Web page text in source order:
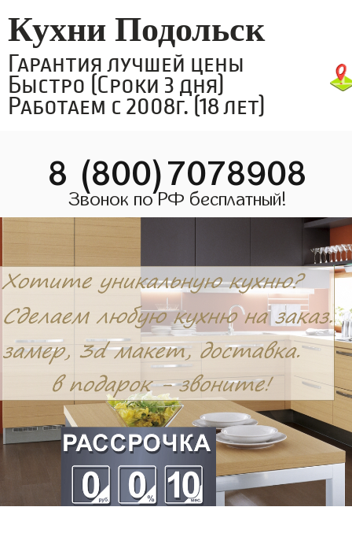
Кухни Подольск
Гарантия лучшей цены
Быстро (Сроки 3 дня)
Работаем с 2008г. (18 лет)
8 (800)7078908
Звонок по РФ бесплатный!